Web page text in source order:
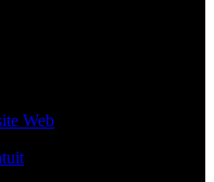
Web